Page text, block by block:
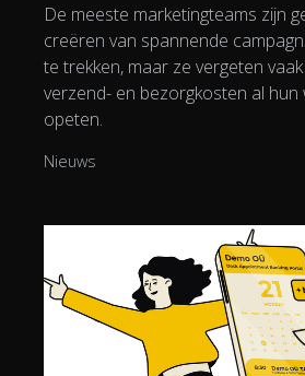
De meeste marketingteams zijn
creëren van spannende
te trekken, maar ze vergeten
verzend- en bezorgkosten al hun
opeten.
Nieuws